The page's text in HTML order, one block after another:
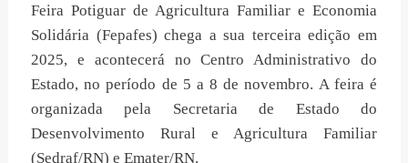
Feira Potiguar de Agricultura Familiar e Economia
Solidária (Fepafes) chega a sua terceira edição em
2025, e acontecerá no Centro Administrativo do
Estado, no período de 5 a 8 de novembro. A feira é
organizada pela Secretaria de Estado do
Desenvolvimento Rural e Agricultura Familiar
(Sedraf/RN) e Emater/RN.